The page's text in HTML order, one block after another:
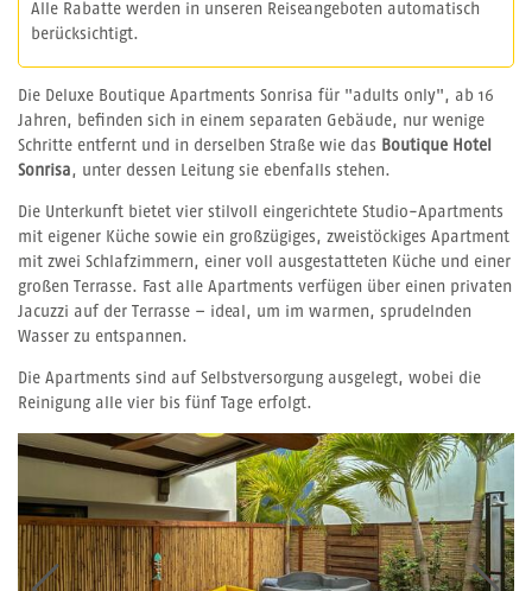
Alle Rabatte werden in unseren Reiseangeboten automatisch
berücksichtigt.
Die Deluxe Boutique Apartments Sonrisa für "adults only", ab 16
Jahren, befinden sich in einem separaten Gebäude, nur wenige
Schritte entfernt und in derselben Straße wie das Boutique Hotel
Sonrisa, unter dessen Leitung sie ebenfalls stehen.
Die Unterkunft bietet vier stilvoll eingerichtete Studio-Apartments
mit eigener Küche sowie ein großzügiges, zweistöckiges Apartment
mit zwei Schlafzimmern, einer voll ausgestatteten Küche und einer
großen Terrasse. Fast alle Apartments verfügen über einen privaten
Jacuzzi auf der Terrasse – ideal, um im warmen, sprudelnden
Wasser zu entspannen.
Die Apartments sind auf Selbstversorgung ausgelegt, wobei die
Reinigung alle vier bis fünf Tage erfolgt.